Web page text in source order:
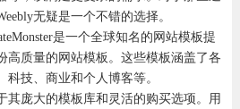
无疑是一个不错的选择。
是一个全球知名的网站模板提
高质量的网站模板。这些模板涵盖了各
技、商业和个人博客等。
其庞大的模板库和灵活的购买选项。用